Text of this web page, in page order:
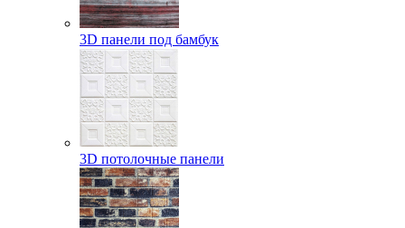
3D панели под бамбук
3D потолочные панели